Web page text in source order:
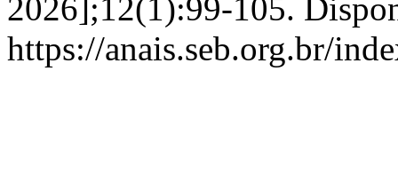
2026];12(1):99-105.
https://anais.seb.org.br/